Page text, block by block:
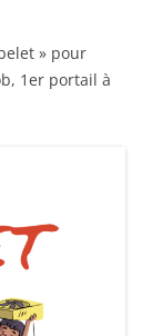
» pour
1er portail à